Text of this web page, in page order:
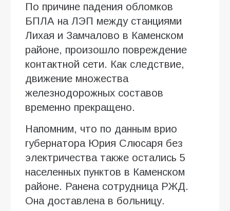
По причине падения обломков
БПЛА на ЛЭП между станциями
Лихая и Замчалово в Каменском
районе, произошло повреждение
контактной сети. Как следствие,
движение множества
железнодорожных составов
временно прекращено.
Напомним, что по данным врио
губернатора Юрия Слюсаря без
электричества также остались 5
населенных пунктов в Каменском
районе. Ранена сотрудница РЖД.
Она доставлена в больницу.